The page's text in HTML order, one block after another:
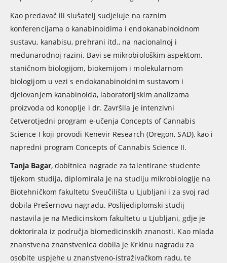
Kao predavač ili slušatelj sudjeluje na raznim
konferencijama o kanabinoidima i endokanabinoidnom
sustavu, kanabisu, prehrani itd., na nacionalnoj i
međunarodnoj razini. Bavi se mikrobiološkim aspektom,
staničnom biologijom, biokemijom i molekularnom
biologijom u vezi s endokanabinoidnim sustavom i
djelovanjem kanabinoida, laboratorijskim analizama
proizvoda od konoplje i dr. Završila je intenzivni
četverotjedni program e-učenja Concepts of Cannabis
Science I koji provodi Kenevir Research (Oregon, SAD), kao i
napredni program Concepts of Cannabis Science II.
Tanja Bagar, dobitnica nagrade za talentirane studente
tijekom studija, diplomirala je na studiju mikrobiologije na
Biotehničkom fakultetu Sveučilišta u Ljubljani i za svoj rad
dobila Prešernovu nagradu. Poslijediplomski studij
nastavila je na Medicinskom fakultetu u Ljubljani, gdje je
doktorirala iz područja biomedicinskih znanosti. Kao mlada
znanstvena znanstvenica dobila je Krkinu nagradu za
osobite uspjehe u znanstveno-istraživačkom radu, te